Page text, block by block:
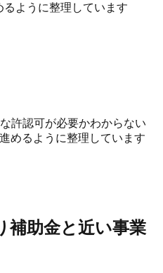
ように整理しています
許認可が必要かわからない
めるように整理しています
補助金と近い事業